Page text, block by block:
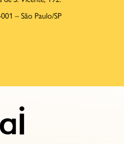
– São Paulo/SP